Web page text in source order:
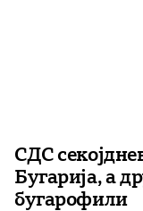
СДС
Бугарија, а
бугарофили